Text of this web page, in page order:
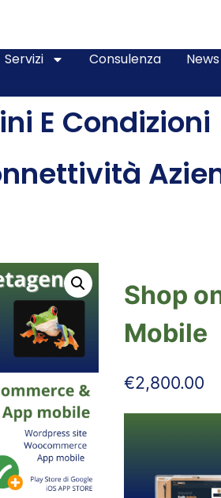
Servizi Consulenza News
E Condizioni
Shop
Mobile
€2,800.00